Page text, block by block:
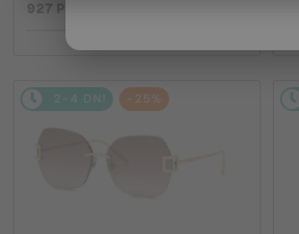
927 PLN
2-4 DNI -25%